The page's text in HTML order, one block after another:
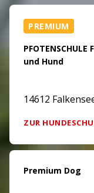
PREMIUM
und Hund
14612
ZUR
Premium Dog